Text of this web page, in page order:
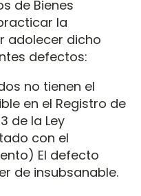
de Bienes
la
adolecer dicho
defectos:
no tienen el
en el Registro de
de la Ley
con el
El defecto
de insubsanable.